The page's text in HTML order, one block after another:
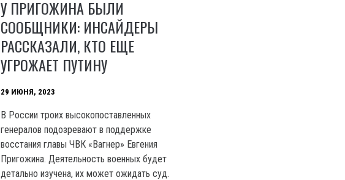
У ПРИГОЖИНА БЫЛИ
СООБЩНИКИ: ИНСАЙДЕРЫ
РАССКАЗАЛИ, КТО ЕЩЕ
УГРОЖАЕТ ПУТИНУ
29 ИЮНЯ, 2023
B России троих высокопоставленных
генералов подозревают в поддержке
восстания главы ЧВК «Вагнер» Евгения
Пригожина. Деятельность военных будет
детально изучена, их может ожидать суд.